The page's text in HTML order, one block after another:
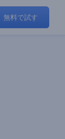
無料で試す